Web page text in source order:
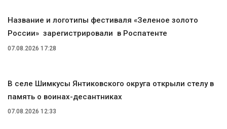
Название и логотипы фестиваля «Зеленое золото
России» зарегистрировали в Роспатенте
07.08.2026 17:28
В селе Шимкусы Янтиковского округа открыли стелу в
память о воинах-десантниках
07.08.2026 12:33